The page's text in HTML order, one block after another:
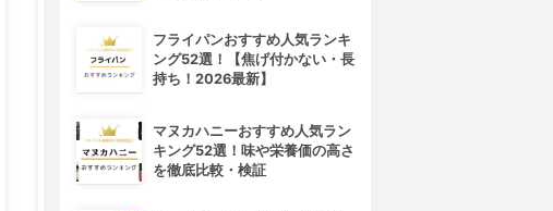
フライパンおすすめ人気ランキ
ング52選！【焦げ付かない・長
持ち！2026最新】
マヌカハニーおすすめ人気ラン
キング52選！味や栄養価の高さ
を徹底比較・検証